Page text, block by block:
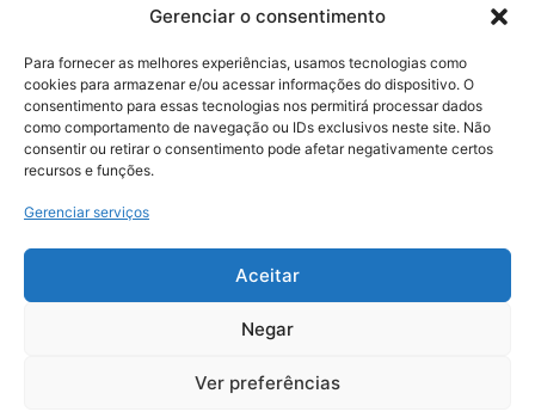
Gerenciar o consentimento
Para fornecer as melhores experiências, usamos tecnologias como
cookies para armazenar e/ou acessar informações do dispositivo. O
consentimento para essas tecnologias nos permitirá processar dados
como comportamento de navegação ou IDs exclusivos neste site. Não
consentir ou retirar o consentimento pode afetar negativamente certos
recursos e funções.
Gerenciar serviços
Aceitar
Negar
Ver preferências
EPCAR tem a melhor nota do IDEB no
06/08/2026
© 2026, Todos os direitos reservados | Desenvolvido por:
Digital Business| Hospedado por:NP Publicidade
Fale Conosco
Sobre Nós
Política de Segurança e Privacidade
Facebook
YouTubeInstagram